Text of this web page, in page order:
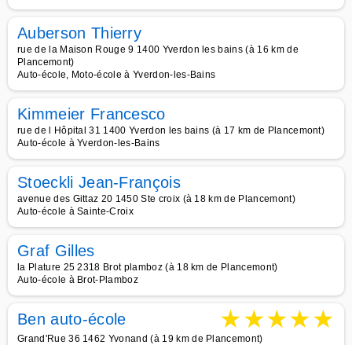
Auberson Thierry
rue de la Maison Rouge 9 1400 Yverdon les bains (à 16 km de
Plancemont)
Auto-école, Moto-école à Yverdon-les-Bains
Kimmeier Francesco
rue de l Hôpital 31 1400 Yverdon les bains (à 17 km de Plancemont)
Auto-école à Yverdon-les-Bains
Stoeckli Jean-François
avenue des Gittaz 20 1450 Ste croix (à 18 km de Plancemont)
Auto-école à Sainte-Croix
Graf Gilles
la Plature 25 2318 Brot plamboz (à 18 km de Plancemont)
Auto-école à Brot-Plamboz
Ben auto-école ★★★★★
Grand'Rue 36 1462 Yvonand (à 19 km de Plancemont)